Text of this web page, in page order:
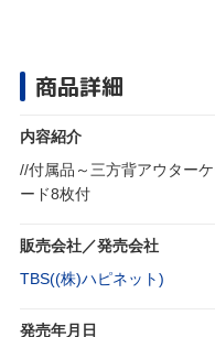
商品詳細
内容紹介
//付属品～三方背アウター
ード8枚付
販売会社／発売会社
TBS((株)ハピネット)
発売年月日